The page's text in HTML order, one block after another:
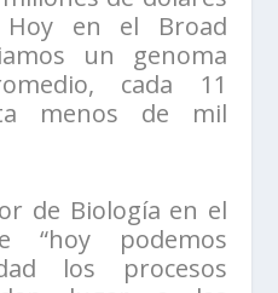
Hoy en el Broad
un genoma
cada 11
menos de mil
de Biología en el
“hoy podemos
los procesos